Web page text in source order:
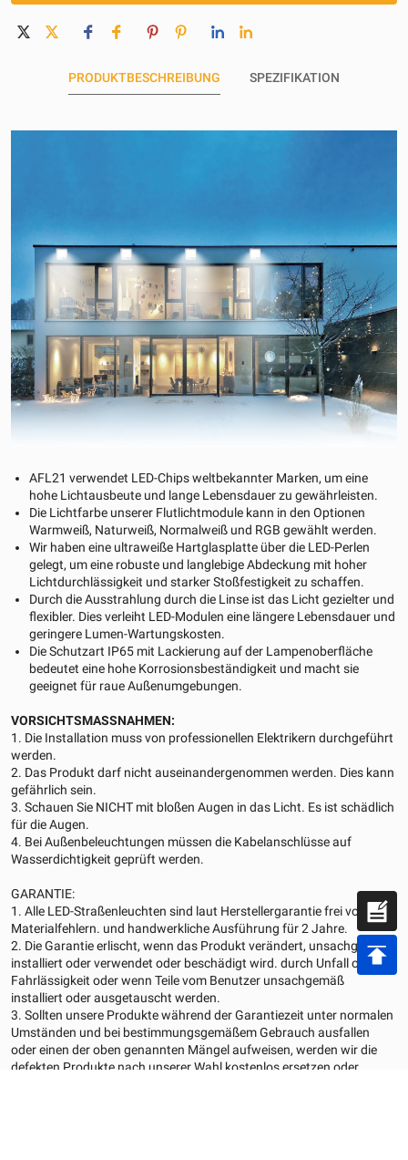
PRODUKTBESCHREIBUNG SPEZIFIKATION
AFL21 verwendet LED-Chips weltbekannter Marken, um eine
hohe Lichtausbeute und lange Lebensdauer zu gewährleisten.
Die Lichtfarbe unserer Flutlichtmodule kann in den Optionen
Warmweiß, Naturweiß, Normalweiß und RGB gewählt werden.
Wir haben eine ultraweiße Hartglasplatte über die LED-Perlen
gelegt, um eine robuste und langlebige Abdeckung mit hoher
Lichtdurchlässigkeit und starker Stoßfestigkeit zu schaffen.
Durch die Ausstrahlung durch die Linse ist das Licht gezielter und
flexibler. Dies verleiht LED-Modulen eine längere Lebensdauer und
geringere Lumen-Wartungskosten.
Die Schutzart IP65 mit Lackierung auf der Lampenoberfläche
bedeutet eine hohe Korrosionsbeständigkeit und macht sie
geeignet für raue Außenumgebungen.
VORSICHTSMASSNAHMEN:
1. Die Installation muss von professionellen Elektrikern durchgeführt
werden.
2. Das Produkt darf nicht auseinandergenommen werden. Dies kann
gefährlich sein.
3. Schauen Sie NICHT mit bloßen Augen in das Licht. Es ist schädlich
für die Augen.
4. Bei Außenbeleuchtungen müssen die Kabelanschlüsse auf
Wasserdichtigkeit geprüft werden.
GARANTIE:
1. Alle LED-Straßenleuchten sind laut Herstellergarantie frei von
Materialfehlern. und handwerkliche Ausführung für 2 Jahre.
2. Die Garantie erlischt, wenn das Produkt verändert, unsachgemäß
installiert oder verwendet oder beschädigt wird. durch Unfall oder
Fahrlässigkeit oder wenn Teile vom Benutzer unsachgemäß
installiert oder ausgetauscht werden.
3. Sollten unsere Produkte während der Garantiezeit unter normalen
Umständen und bei bestimmungsgemäßem Gebrauch ausfallen
oder einen der oben genannten Mängel aufweisen, werden wir die
defekten Produkte nach unserer Wahl kostenlos ersetzen oder